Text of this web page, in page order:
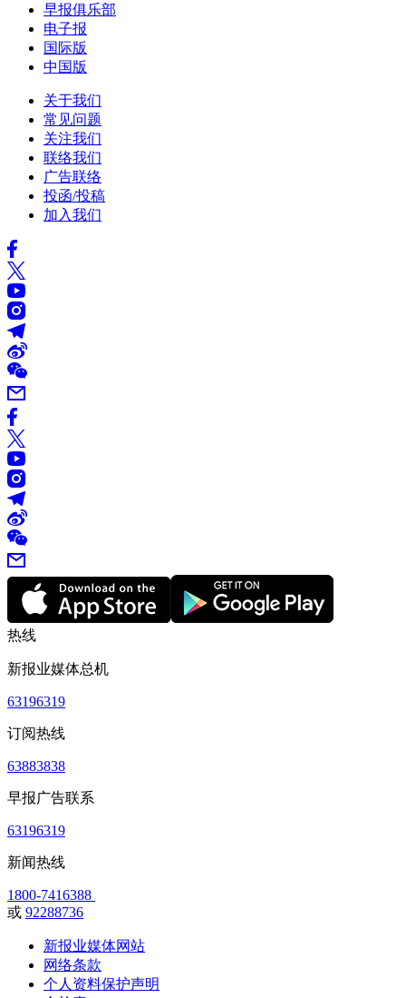
早报俱乐部
电子报
国际版
中国版
关于我们
常见问题
关注我们
联络我们
广告联络
投函/投稿
加入我们
热线
新报业媒体总机
63196319
订阅热线
63883838
早报广告联系
63196319
新闻热线
1800-7416388
或 92288736
新报业媒体网站
网络条款
个人资料保护声明